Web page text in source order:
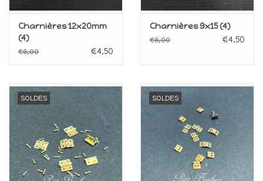
Charnières 12x20mm
(4)
€6,00 €4,50
Charnières 9x15 (4)
€6,00 €4,50
SOLDES SOLDES